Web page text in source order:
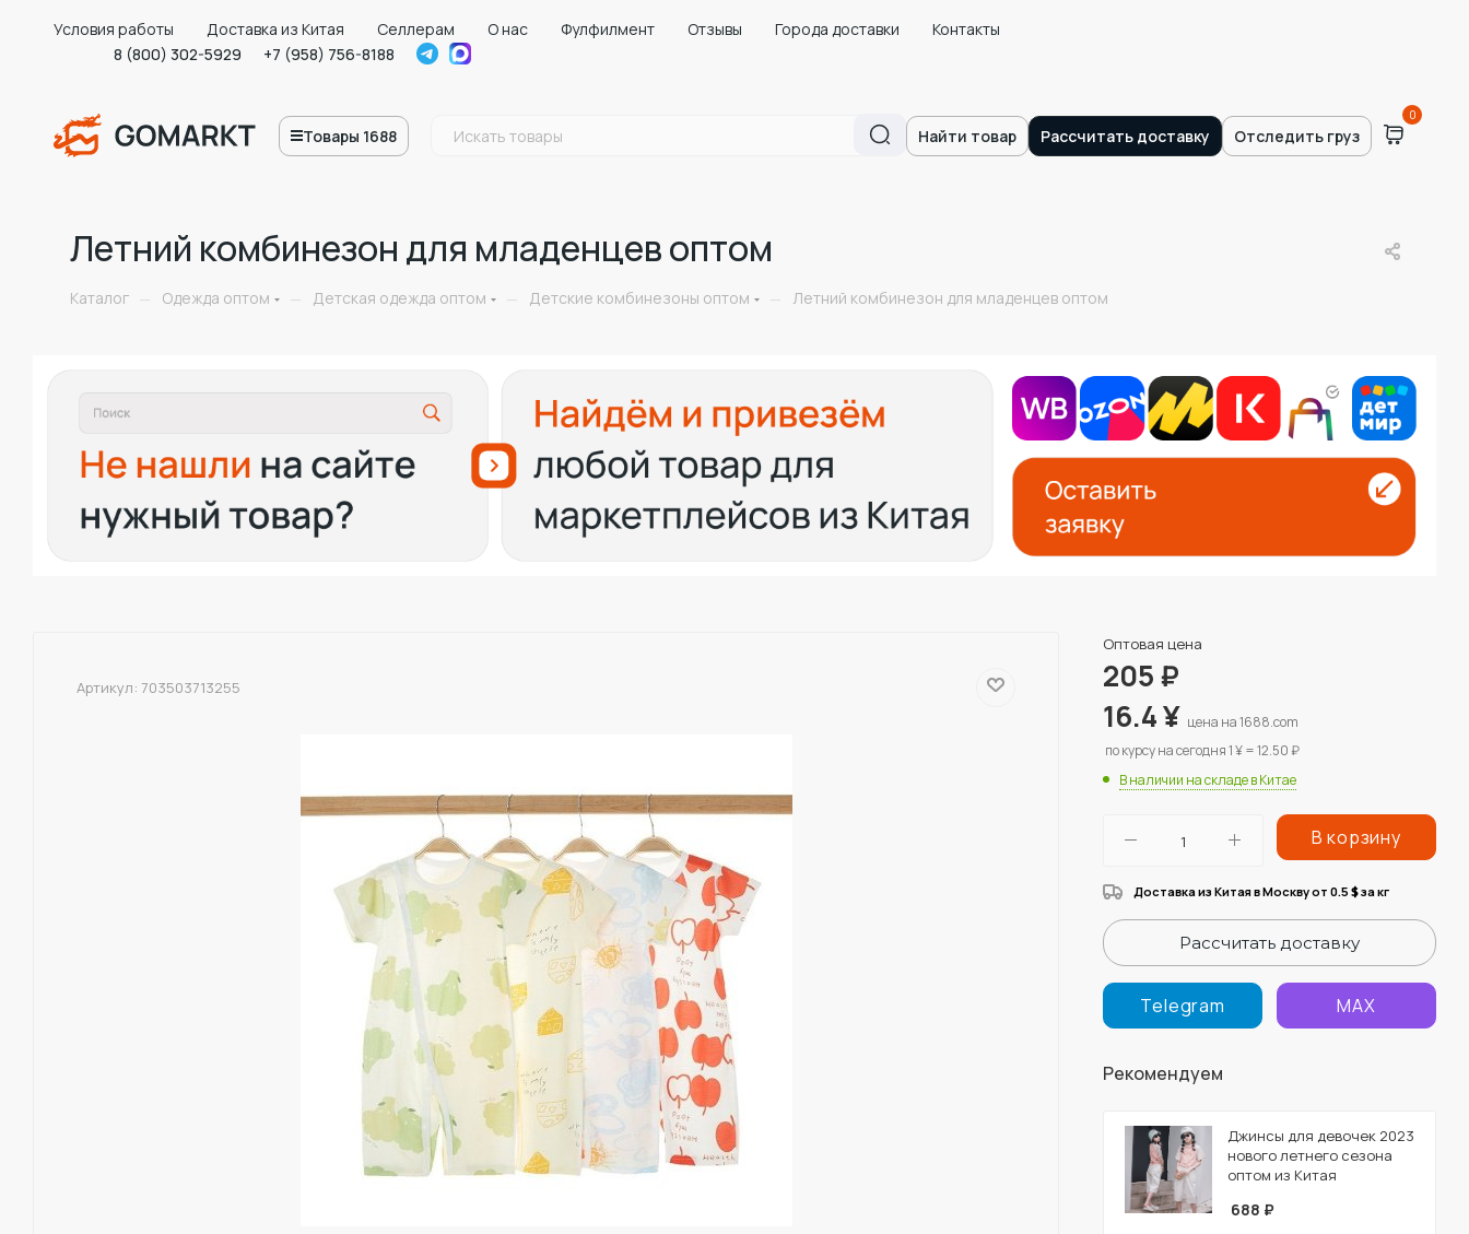
Условия работы Доставка из Китая Селлерам О нас Фулфилмент Отзывы Города доставки
Контакты
8 (800) 302-5929
+7 (958) 756-8188
Товары 1688 Найти товар Рассчитать доставку Отследить груз
0
Летний комбинезон для младенцев оптом
Каталог — Одежда оптом — Детская одежда оптом — Детские комбинезоны оптом — Летний комбинезон для младенцев оптом
Артикул: 703503713255
Оптовая цена
205₽
16.4¥ цена на 1688.com
по курсу на сегодня 1 ¥ = 12.50 ₽
В наличии на складе в Китае
В корзину
Доставка из Китая в Москву от 0.5 $за кг
Рассчитать доставку
Telegram MAX
Рекомендуем
Джинсы для девочек 2023
нового летнего сезона
оптом из Китая
688 ₽